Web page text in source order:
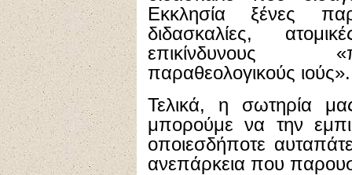
Εκκλησία ξένες
διδασκαλίες,
επικίνδυνους
παραθεολογικούς ιούς».
Τελικά, η σωτηρία
μπορούμε να την
οποιεσδήποτε
ανεπάρκεια που